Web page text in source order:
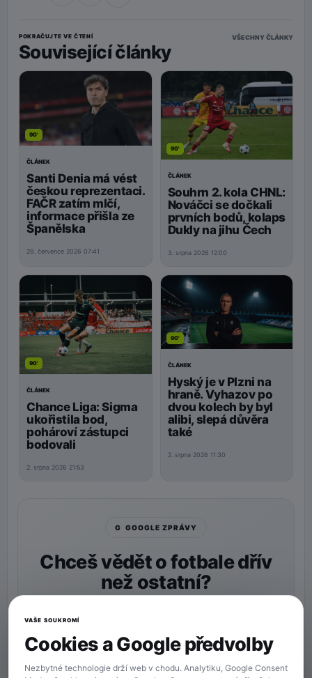
POKRAČUJTE VE ČTENÍ
Související články
VŠECHNY ČLÁNKY
90'
ČLÁNEK
Santi Denia má vést
českou reprezentaci.
FAČR zatím mlčí,
informace přišla ze
Španělska
29. července 2026 07:41
90'
ČLÁNEK
Souhrn 2. kola CHNL:
Nováčci se dočkali
prvních bodů, kolaps
Dukly na jihu Čech
3. srpna 2026 12:00
90'
ČLÁNEK
Chance Liga: Sigma
ukořistila bod,
pohároví zástupci
bodovali
2. srpna 2026 21:53
90'
ČLÁNEK
Hyský je v Plzni na
hraně. Vyhazov po
dvou kolech by byl
alibi, slepá důvěra
také
2. srpna 2026 11:30
G GOOGLE ZPRÁVY
Chceš vědět o fotbale dřív
než ostatní?
★ Preferovaný zdroj Více zpráv na Googlu
VAŠE SOUKROMÍ
Cookies a Google předvolby
Nezbytné technologie drží web v chodu. Analytiku, Google Consent